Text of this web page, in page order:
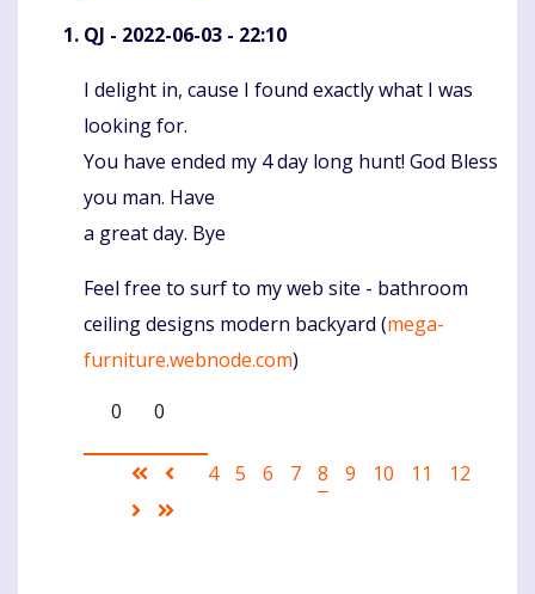
QJ - 2022-06-03 - 22:10
Komentaras
I delight in, cause I found exactly what I was
looking for.
You have ended my 4 day long hunt! God Bless
you man. Have
a great day. Bye
Feel free to surf to my web site - bathroom
ceiling designs modern backyard (mega-
furniture.webnode.com)
0
0
Pagination
First
page
Ankstesnis
Puslapis
4 Puslapis
5 Puslapis
6 Puslapis
7
Current
8 Puslapis
9 Puslapis
10 Puslapis
11 Puslapis
12
Sekantis